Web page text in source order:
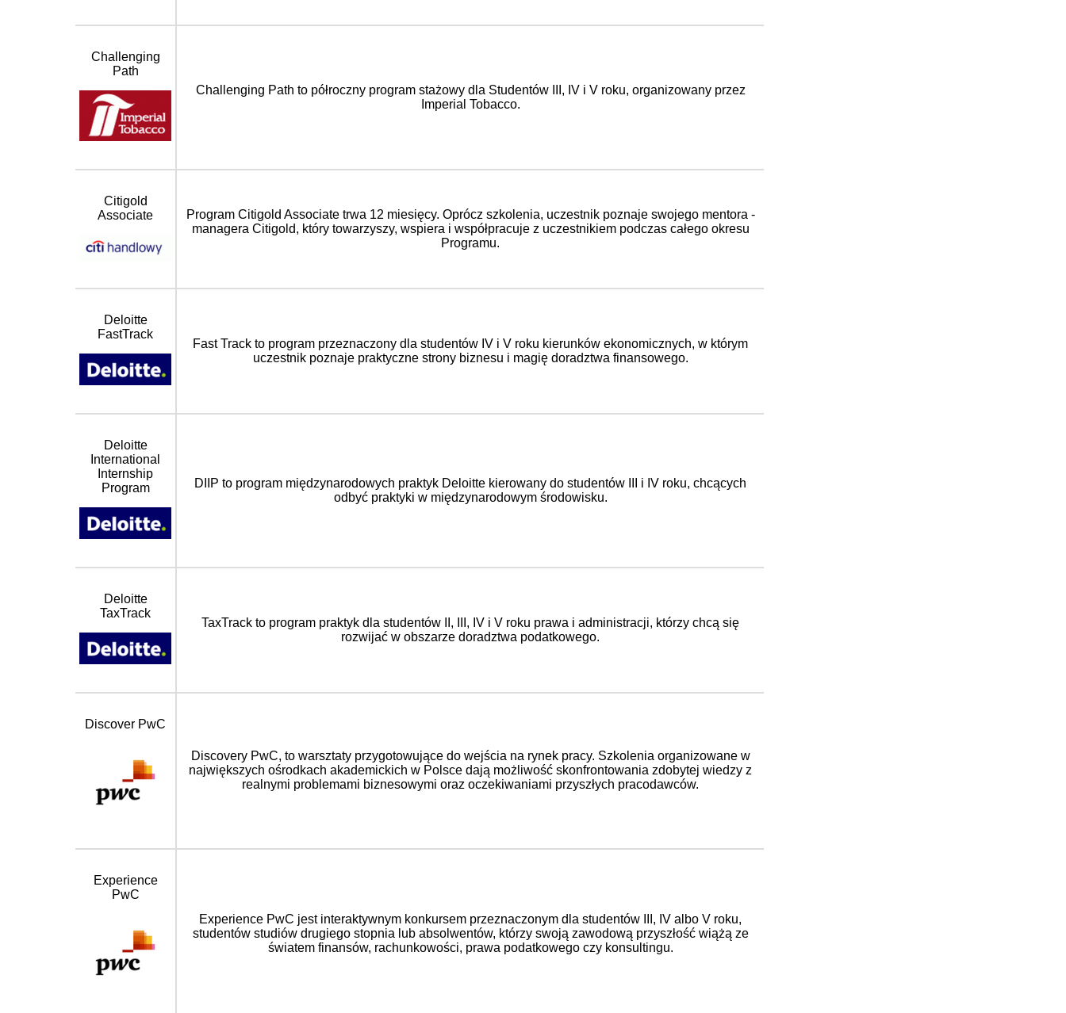
Challenging
Path
Challenging Path to półroczny program stażowy dla Studentów III, IV i V roku, organizowany przez
Imperial Tobacco.
Citigold
Associate
Program Citigold Associate trwa 12 miesięcy. Oprócz szkolenia, uczestnik poznaje swojego mentora -
managera Citigold, który towarzyszy, wspiera i współpracuje z uczestnikiem podczas całego okresu
Programu.
Deloitte
FastTrack
Fast Track to program przeznaczony dla studentów IV i V roku kierunków ekonomicznych, w którym
uczestnik poznaje praktyczne strony biznesu i magię doradztwa finansowego.
Deloitte
International
Internship
Program
DIIP to program międzynarodowych praktyk Deloitte kierowany do studentów III i IV roku, chcących
odbyć praktyki w międzynarodowym środowisku.
Deloitte
TaxTrack
TaxTrack to program praktyk dla studentów II, III, IV i V roku prawa i administracji, którzy chcą się
rozwijać w obszarze doradztwa podatkowego.
Discover PwC
Discovery PwC, to warsztaty przygotowujące do wejścia na rynek pracy. Szkolenia organizowane w
największych ośrodkach akademickich w Polsce dają możliwość skonfrontowania zdobytej wiedzy z
realnymi problemami biznesowymi oraz oczekiwaniami przyszłych pracodawców.
Experience
PwC
Experience PwC jest interaktywnym konkursem przeznaczonym dla studentów III, IV albo V roku,
studentów studiów drugiego stopnia lub absolwentów, którzy swoją zawodową przyszłość wiążą ze
światem finansów, rachunkowości, prawa podatkowego czy konsultingu.